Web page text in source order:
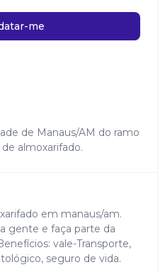
me
de Manaus/AM do ramo
almoxarifado.
em manaus/am.
gente e faça parte da
vale-Transporte,
seguro de vida.